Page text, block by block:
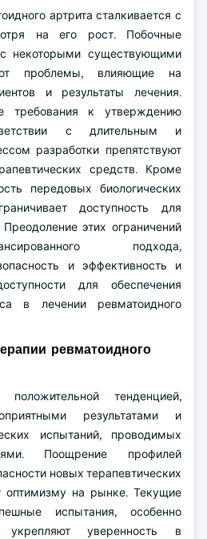
артрита сталкивается с
на его рост. Побочные
некоторыми существующими
проблемы, влияющие на
и результаты лечения.
требования к утверждению
с длительным и
разработки препятствуют
средств. Кроме
передовых биологических
доступность для
этих ограничений
подхода,
и эффективность и
для обеспечения
в лечении ревматоидного
ревматоидного
тенденцией,
результатами и
испытаний, проводимых
Поощрение профилей
новых терапевтических
оптимизму на рынке. Текущие
испытания, особенно
укрепляют уверенность в